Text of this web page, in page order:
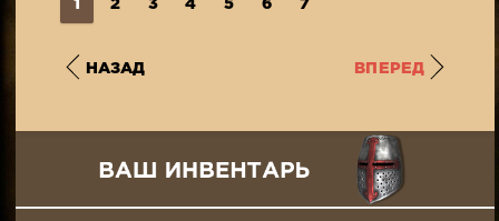
1 2 3 4 5 6 7
НАЗАД ВПЕРЕД